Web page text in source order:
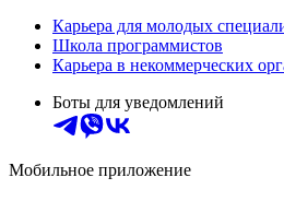
Карьера для молодых
Школа программистов
Карьера в некоммерческих
Боты для уведомлений
Мобильное приложение